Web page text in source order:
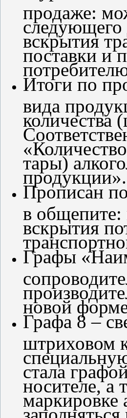
продаже:
следующего
вскрытия
поставки и
Итоги по
вида
количества
тары)
продукции».
Прописан
в общепите:
вскрытия
Графы
новой
Графа 8 –
штриховом
стала
носителе, а
маркировке
заполняться